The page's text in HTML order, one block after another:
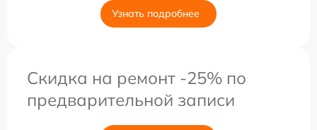
Узнать подробнее
Скидка на ремонт -25% по
предварительной записи